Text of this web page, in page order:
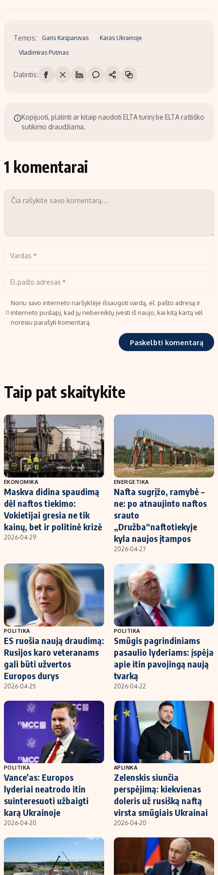
Temos: Garis Kasparovas Karas Ukrainoje
Vladimiras Putinas
Dalintis:
Kopijuoti, platinti ar kitaip naudoti ELTA turinį be ELTA raštiško
sutikimo draudžiama.
1 komentarai
Noriu savo interneto naršyklėje išsaugoti vardą, el. pašto adresą ir
interneto puslapį, kad jų nebereiktų įvesti iš naujo, kai kitą kartą vėl
norėsiu parašyti komentarą.
Taip pat skaitykite
EKONOMIKA
Maskva didina spaudimą
dėl naftos tiekimo:
Vokietijai gresia ne tik
kainų, bet ir politinė krizė
2026-04-29
ENERGETIKA
Nafta sugrįžo, ramybė –
ne: po atnaujinto naftos
srauto
„Družba“naftotiekyje
kyla naujos įtampos
2026-04-27
POLITIKA
ES ruošia naują draudimą:
Rusijos karo veteranams
gali būti užvertos
Europos durys
2026-04-25
POLITIKA
Smūgis pagrindiniams
pasaulio lyderiams: įspėja
apie itin pavojingą naują
tvarką
2026-04-22
POLITIKA
Vance’as: Europos
lyderiai neatrodo itin
suinteresuoti užbaigti
karą Ukrainoje
2026-04-20
APLINKA
Zelenskis siunčia
perspėjimą: kiekvienas
doleris už rusišką naftą
virsta smūgiais Ukrainai
2026-04-20